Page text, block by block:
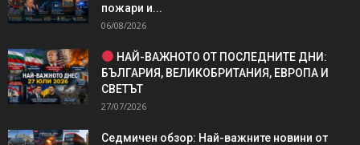
пожари и...
06/08/2026
НАЙ-ВАЖНОТО ОТ ПОСЛЕДНИТЕ ДНИ:
БЪЛГАРИЯ, ВЕЛИКОБРИТАНИЯ, ЕВРОПА И
СВЕТЪТ
27/07/2026
Седмичен обзор: Най-важните новини от